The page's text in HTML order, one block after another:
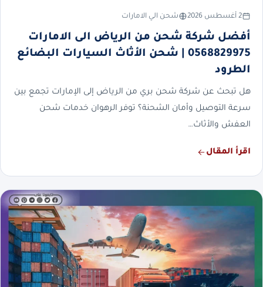
2 أغسطس 2026 شحن الي الامارات
أفضل شركة شحن من الرياض الى الامارات
0568829975 | شحن الأثاث السيارات البضائع
الطرود
هل تبحث عن شركة شحن بري من الرياض إلى الإمارات تجمع بين
سرعة التوصيل وأمان الشحنة؟ توفر الرهوان خدمات شحن
العفش والأثاث…
اقرأ المقال